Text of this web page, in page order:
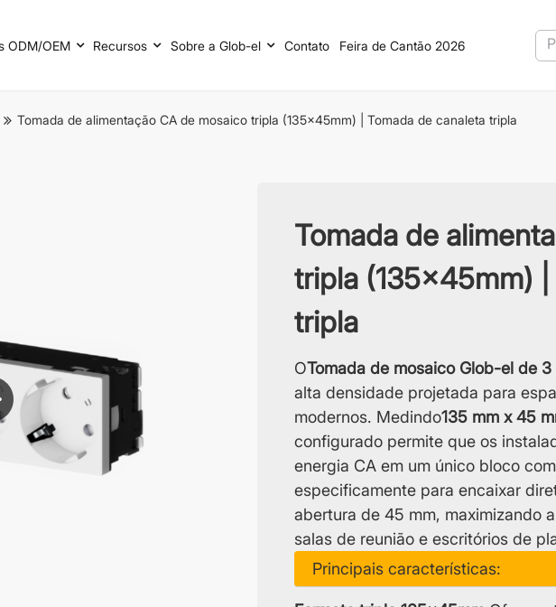
ODM/OEM Recursos Sobre a Glob-el Contato Feira de Cantão 2026
Tomada de alimentação CA de mosaico tripla (135x45mm) | Tomada de canaleta tripla
Tomada de
tripla (135x45mm)
tripla
OTomada de mosaico Glob-el de 3
alta densidade projetada para
modernos. Medindo135 mm x 45
configurado permite que os
energia CA em um único bloco
especificamente para encaixar
abertura de 45 mm, maximizando
salas de reunião e escritórios de
Principais características: